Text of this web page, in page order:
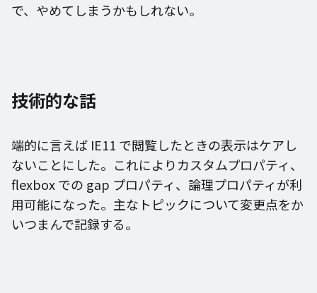
で、やめてしまうかもしれない。
技術的な話
端的に言えば IE11 で閲覧したときの表示はケアし
ないことにした。これによりカスタムプロパティ、
flexbox での gap プロパティ、論理プロパティが利
用可能になった。主なトピックについて変更点をか
いつまんで記録する。